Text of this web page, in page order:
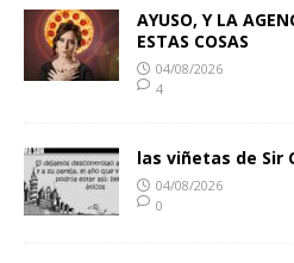
AYUSO, Y LA
ESTAS COSAS
04/08/2026
4
las viñetas de Sir
04/08/2026
0